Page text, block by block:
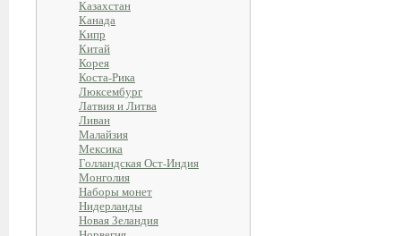
Казахстан
Канада
Кипр
Китай
Корея
Коста-Рика
Люксембург
Латвия и Литва
Ливан
Малайзия
Мексика
Голландская Ост-Индия
Монголия
Наборы монет
Нидерланды
Новая Зеландия